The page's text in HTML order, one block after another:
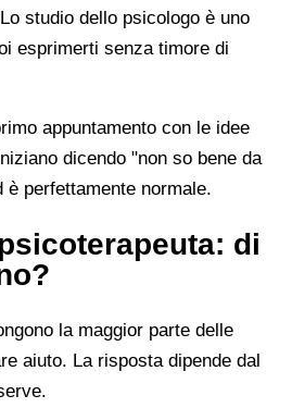
studio dello psicologo è uno
esprimerti senza timore di
appuntamento con le idee
dicendo "non so bene da
perfettamente normale.
di
la maggior parte delle
aiuto. La risposta dipende dal